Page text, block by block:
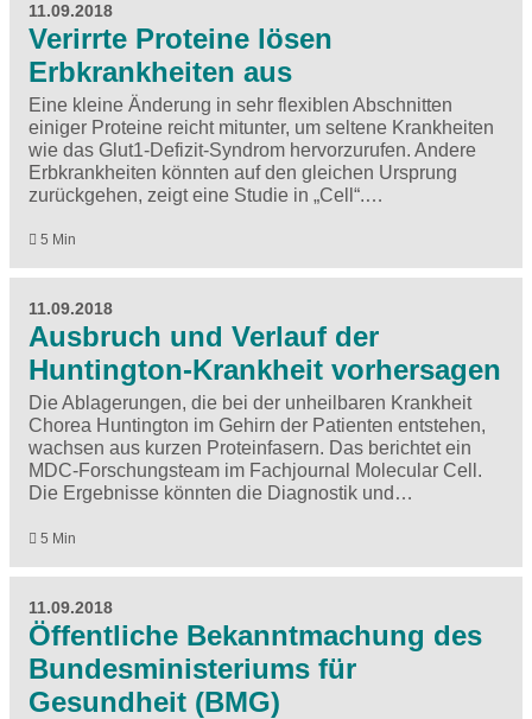
11.09.2018
Verirrte Proteine lösen
Erbkrankheiten aus
Eine kleine Änderung in sehr flexiblen Abschnitten
einiger Proteine reicht mitunter, um seltene Krankheiten
wie das Glut1-Defizit-Syndrom hervorzurufen. Andere
Erbkrankheiten könnten auf den gleichen Ursprung
zurückgehen, zeigt eine Studie in „Cell“.…
5 Min
11.09.2018
Ausbruch und Verlauf der
Huntington-Krankheit vorhersagen
Die Ablagerungen, die bei der unheilbaren Krankheit
Chorea Huntington im Gehirn der Patienten entstehen,
wachsen aus kurzen Proteinfasern. Das berichtet ein
MDC-Forschungsteam im Fachjournal Molecular Cell.
Die Ergebnisse könnten die Diagnostik und…
5 Min
11.09.2018
Öffentliche Bekanntmachung des
Bundesministeriums für
Gesundheit (BMG)